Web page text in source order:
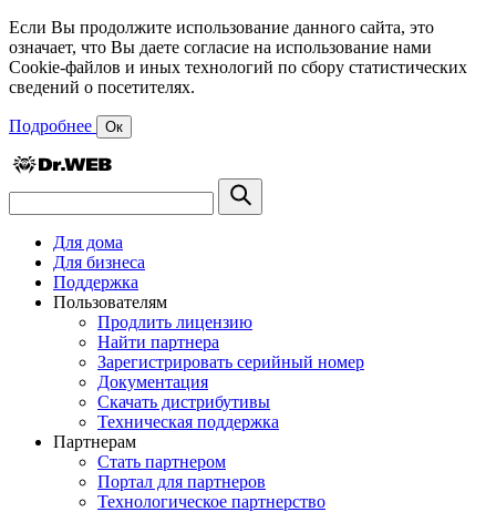
Если Вы продолжите использование данного сайта, это
означает, что Вы даете согласие на использование нами
Cookie-файлов и иных технологий по сбору статистических
сведений о посетителях.
Подробнее Ок
Для дома
Для бизнеса
Поддержка
Пользователям
Продлить лицензию
Найти партнера
Зарегистрировать серийный номер
Документация
Скачать дистрибутивы
Техническая поддержка
Партнерам
Стать партнером
Портал для партнеров
Технологическое партнерство